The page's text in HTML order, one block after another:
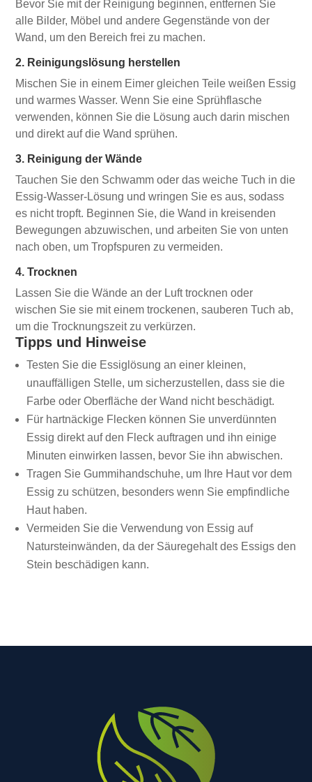
Bevor Sie mit der Reinigung beginnen, entfernen Sie
alle Bilder, Möbel und andere Gegenstände von der
Wand, um den Bereich frei zu machen.
2. Reinigungslösung herstellen
Mischen Sie in einem Eimer gleichen Teile weißen Essig
und warmes Wasser. Wenn Sie eine Sprühflasche
verwenden, können Sie die Lösung auch darin mischen
und direkt auf die Wand sprühen.
3. Reinigung der Wände
Tauchen Sie den Schwamm oder das weiche Tuch in die
Essig-Wasser-Lösung und wringen Sie es aus, sodass
es nicht tropft. Beginnen Sie, die Wand in kreisenden
Bewegungen abzuwischen, und arbeiten Sie von unten
nach oben, um Tropfspuren zu vermeiden.
4. Trocknen
Lassen Sie die Wände an der Luft trocknen oder
wischen Sie sie mit einem trockenen, sauberen Tuch ab,
um die Trocknungszeit zu verkürzen.
Tipps und Hinweise
Testen Sie die Essiglösung an einer kleinen,
unauffälligen Stelle, um sicherzustellen, dass sie die
Farbe oder Oberfläche der Wand nicht beschädigt.
Für hartnäckige Flecken können Sie unverdünnten
Essig direkt auf den Fleck auftragen und ihn einige
Minuten einwirken lassen, bevor Sie ihn abwischen.
Tragen Sie Gummihandschuhe, um Ihre Haut vor dem
Essig zu schützen, besonders wenn Sie empfindliche
Haut haben.
Vermeiden Sie die Verwendung von Essig auf
Natursteinwänden, da der Säuregehalt des Essigs den
Stein beschädigen kann.